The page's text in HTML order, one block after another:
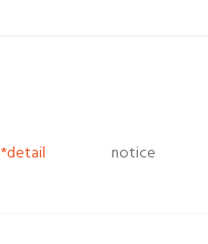
*detail notice